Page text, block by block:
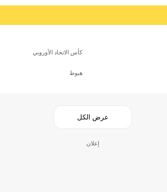
كأس الاتحاد الأوروبي
هبوط
عرض الكل
إعلان